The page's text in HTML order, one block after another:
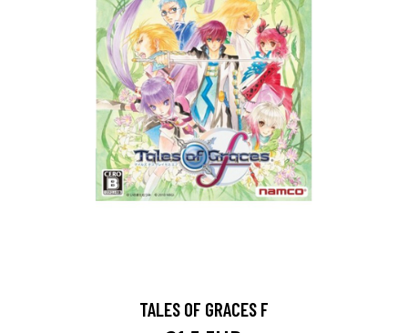
TALES OF GRACES F